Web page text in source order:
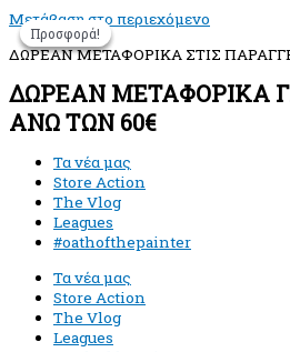
Μετάβαση στο περιεχόμενο
ΔΩΡΕΑΝ ΜΕΤΑΦΟΡΙΚΑ ΣΤΙΣ
ΔΩΡΕΑΝ ΜΕΤΑΦΟΡΙΚΑ
ΑΝΩ ΤΩΝ 60€
Τα νέα μας
Store Action
The Vlog
Leagues
#oathofthepainter
Τα νέα μας
Store Action
The Vlog
Leagues
Προσφορά!
Προσφορά!
Προσφορά!